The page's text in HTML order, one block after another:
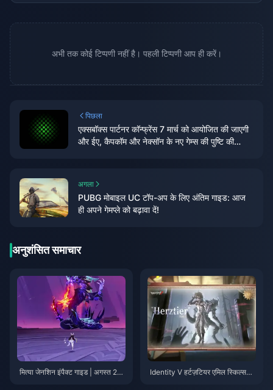
अभी तक कोई टिप्पणी नहीं है। पहली टिप्पणी आप ही करें।
पिछला
एक्सबॉक्स पार्टनर कॉन्फ्रेंस 7 मार्च को आयोजित की जाएगी
और ईए, कैपकॉम और नेक्सॉन के नए गेम्स की पुष्टि की
अगला
PUBG मोबाइल UC टॉप-अप के लिए अंतिम गाइड: आज
ही अपने गेमप्ले को बढ़ावा दें!
अनुशंसित समाचार
मित्या जेनशिन इंपैक्ट गाइड | अगस्त 20
Identity V हर्टज़टियर एमिल स्किल्स